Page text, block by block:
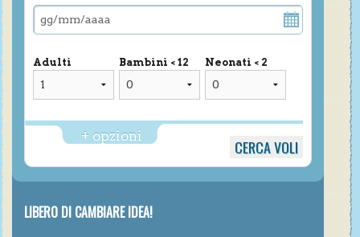
Adulti Bambini < 12 Neonati < 2
+ opzioni
LIBERO DI CAMBIARE IDEA!